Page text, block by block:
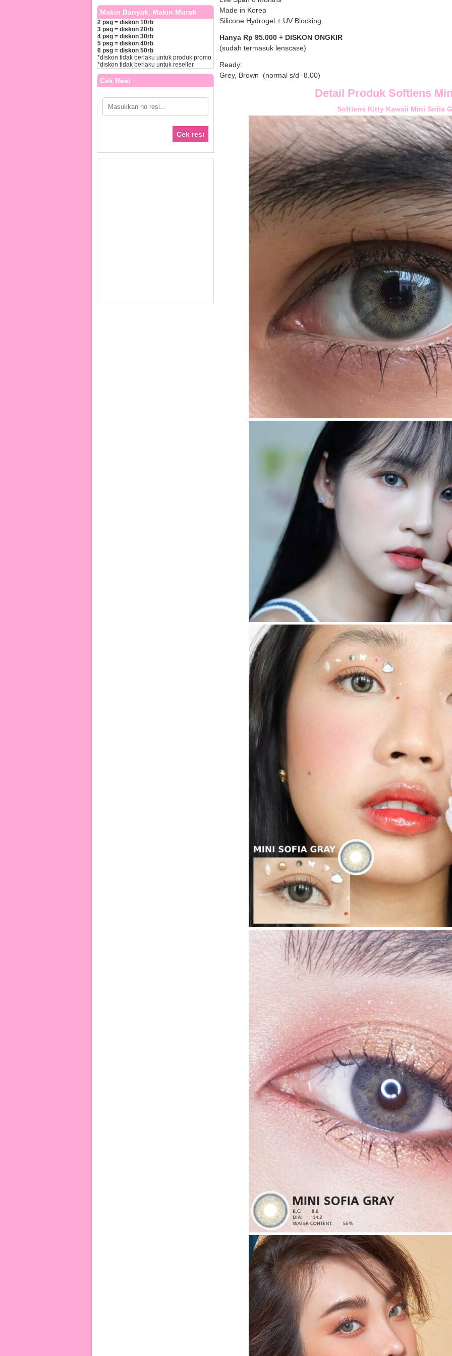
Made in Korea
Silicone Hydrogel + UV Blocking
Hanya Rp 95.000 + DISKON ONGKIR
(sudah termasuk lenscase)
Ready:
Grey, Brown
(normal s/d -8.00)
Detail Produk Softlens
Softlens Kitty Kawaii Mini Sofia
Makin Banyak, Makin Murah
2 psg = diskon 10rb
3 psg = diskon 20rb
4 psg = diskon 30rb
5 psg = diskon 40rb
6 psg = diskon 50rb
*diskon tidak berlaku untuk produk promo
*diskon tidak berlaku untuk reseller
Cek Resi
Cek resi